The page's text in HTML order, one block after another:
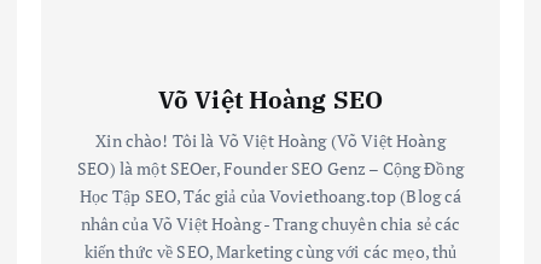
Võ Việt Hoàng SEO
Xin chào! Tôi là Võ Việt Hoàng (Võ Việt Hoàng
SEO) là một SEOer, Founder SEO Genz – Cộng Đồng
Học Tập SEO, Tác giả của Voviethoang.top (Blog cá
nhân của Võ Việt Hoàng - Trang chuyên chia sẻ các
kiến thức về SEO, Marketing cùng với các mẹo, thủ